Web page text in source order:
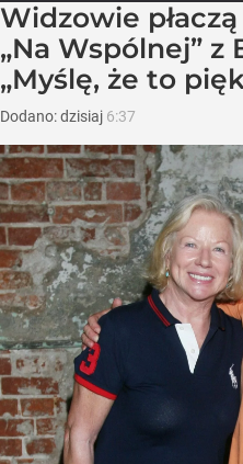
Widzowie
„Na Wspólnej” z
„Myślę, że to
Dodano:dzisiaj 6:37